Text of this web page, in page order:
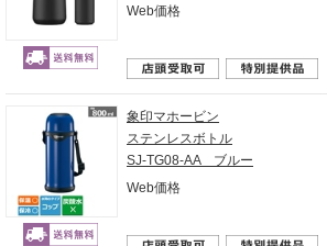
Web価格
象印マホービン
ステンレスボトル
SJ-TG08-AA ブルー
Web価格